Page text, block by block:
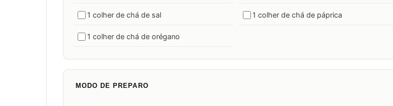
1 colher de chá de sal 1 colher de chá de páprica
1 colher de chá de orégano
MODO DE PREPARO